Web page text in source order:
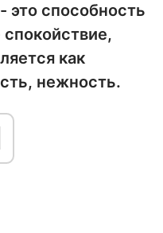
способность
как
нежность.